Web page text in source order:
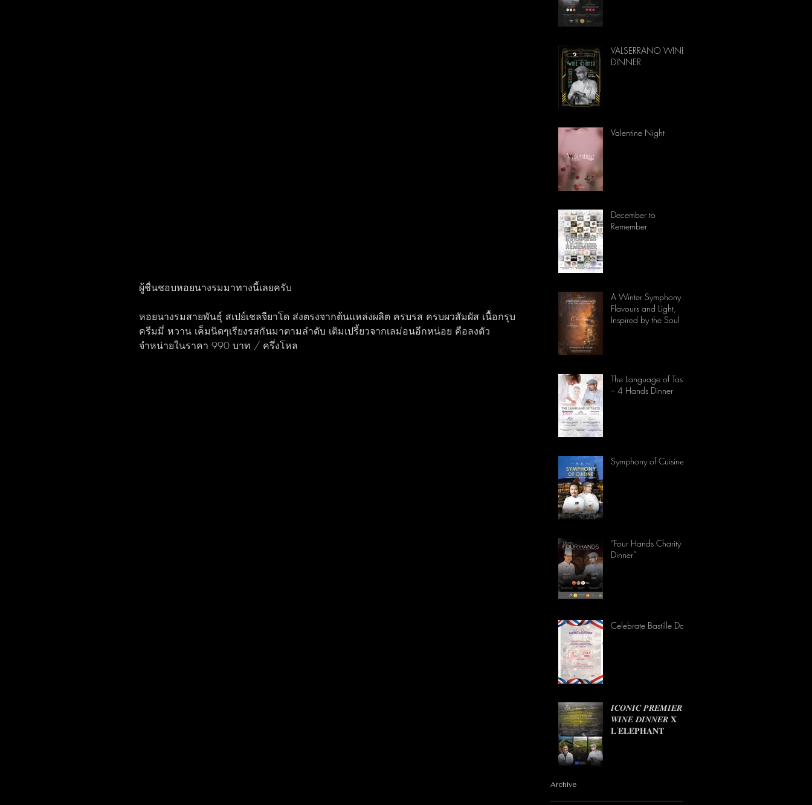
ผู้ชื่นชอบหอยนางรมมาทางนี้เลยครับ
หอยนางรมสายพันธุ์ สเปย์เชลจียาโด ส่งตรงจากต้นแหล่งผลิต ครบรส ครบผวสัมผัส เนื้อกรุบ
ครีมมี่ หวาน เค็มนิดๆเรียงรสกันมาตามลำดับ เติมเปรี้ยวจากเลม่อนอีกหน่อย คือลงตัว
จำหน่ายในราคา 990 บาท / ครึ่งโหล
VALSERRANO WINE
DINNER
Valentine Night
December to
Remember
A Winter Symphony of
Flavours and Light,
Inspired by the Soul of
The Language of Taste
– 4 Hands Dinner
Symphony of Cuisine
“Four Hands Charity
Dinner”
Celebrate Bastille Day
𝑰𝑪𝑶𝑵𝑰𝑪 𝑷𝑹𝑬𝑴𝑰𝑬𝑹
𝑾𝑰𝑵𝑬 𝑫𝑰𝑵𝑵𝑬𝑹 𝐗
𝐋'𝐄́𝐋𝐄́𝐏𝐇𝐀𝐍𝐓
Archive